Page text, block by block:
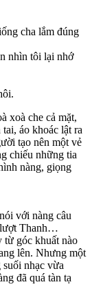
cha lắm đúng
nhìn tôi lại nhớ
xoà che cả mặt,
áo khoác lật ra
tạo nên một vẻ
chiếu những tia
nàng, giọng
với nàng câu
lượt Thanh…
từ góc khuất nào
lên. Nhưng một
nhạc vừa
đã quá tàn tạ